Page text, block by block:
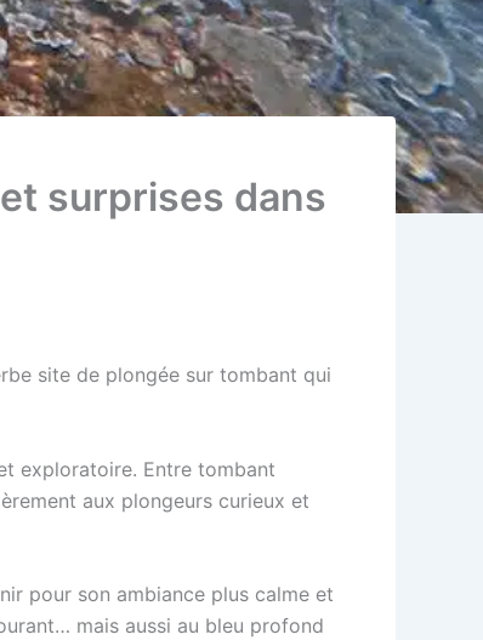
surprises dans
site de plongée sur tombant qui
exploratoire. Entre tombant
aux plongeurs curieux et
pour son ambiance plus calme et
mais aussi au bleu profond